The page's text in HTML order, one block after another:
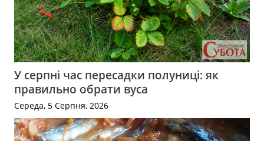
У серпні час пересадки полуниці: як
правильно обрати вуса
Середа, 5 Серпня, 2026